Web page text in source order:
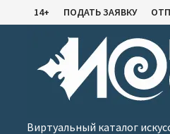
Перейти
к
содержимому
14+ ПОДАТЬ ЗАЯВКУ
Виртуальный каталог